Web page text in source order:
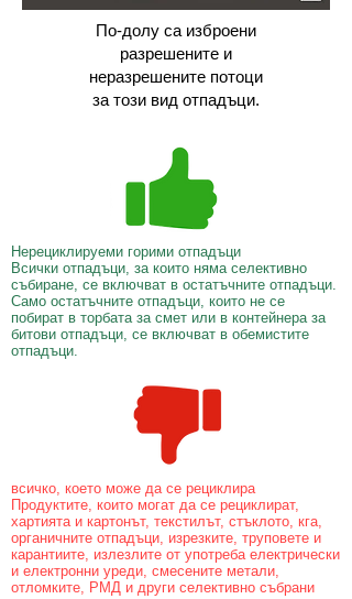
По-долу са изброени
разрешените и
неразрешените потоци
за този вид отпадъци.
Нерециклируеми горими отпадъци
Всички отпадъци, за които няма селективно
събиране, се включват в остатъчните отпадъци.
Само остатъчните отпадъци, които не се
побират в торбата за смет или в контейнера за
битови отпадъци, се включват в обемистите
отпадъци.
всичко, което може да се рециклира
Продуктите, които могат да се рециклират,
хартията и картонът, текстилът, стъклото, кга,
органичните отпадъци, изрезките, труповете и
карантиите, излезлите от употреба електрически
и електронни уреди, смесените метали,
отломките, РМД и други селективно събрани